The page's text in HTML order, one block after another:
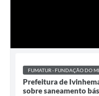
FUMATUR - FUNDAÇÃO DO
Prefeitura de
sobre saneamento